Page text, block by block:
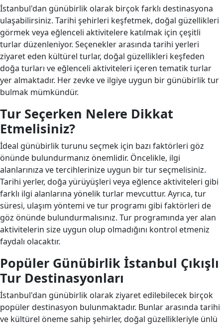
İstanbul'dan günübirlik olarak birçok farklı destinasyona
ulaşabilirsiniz. Tarihi şehirleri keşfetmek, doğal güzellikleri
görmek veya eğlenceli aktivitelere katılmak için çeşitli
turlar düzenleniyor. Seçenekler arasında tarihi yerleri
ziyaret eden kültürel turlar, doğal güzellikleri keşfeden
doğa turları ve eğlenceli aktiviteleri içeren tematik turlar
yer almaktadır. Her zevke ve ilgiye uygun bir günübirlik tur
bulmak mümkündür.
Tur Seçerken Nelere Dikkat
Etmelisiniz?
İdeal günübirlik turunu seçmek için bazı faktörleri göz
önünde bulundurmanız önemlidir. Öncelikle, ilgi
alanlarınıza ve tercihlerinize uygun bir tur seçmelisiniz.
Tarihi yerler, doğa yürüyüşleri veya eğlence aktiviteleri gibi
farklı ilgi alanlarına yönelik turlar mevcuttur. Ayrıca, tur
süresi, ulaşım yöntemi ve tur programı gibi faktörleri de
göz önünde bulundurmalısınız. Tur programında yer alan
aktivitelerin size uygun olup olmadığını kontrol etmeniz
faydalı olacaktır.
Popüler Günübirlik İstanbul Çıkışlı
Tur Destinasyonları
İstanbul'dan günübirlik olarak ziyaret edilebilecek birçok
popüler destinasyon bulunmaktadır. Bunlar arasında tarihi
ve kültürel öneme sahip şehirler, doğal güzellikleriyle ünlü